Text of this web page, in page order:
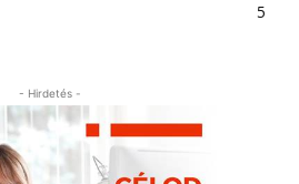
5
- Hirdetés -